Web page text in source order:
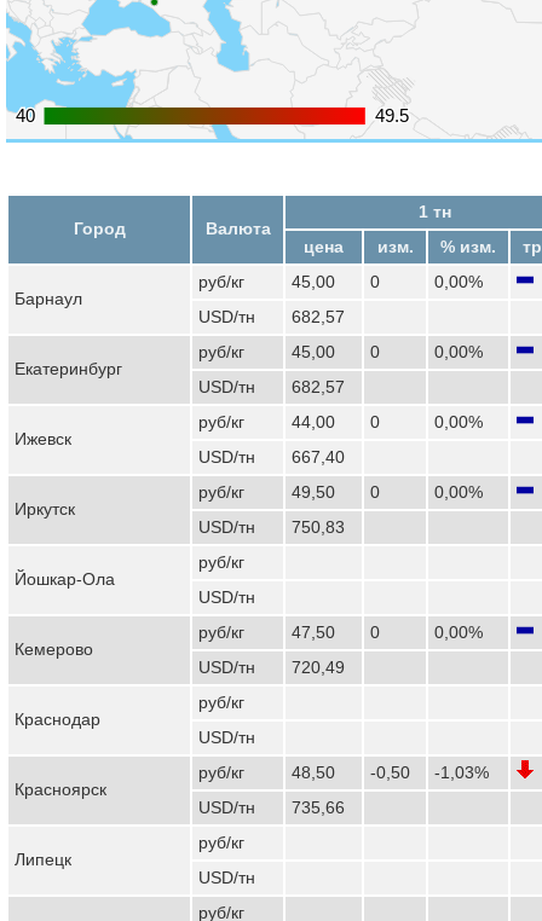
40
40 49.5
49.5
Город Валюта
1 тн
цена
изм. % изм.
Барнаул
руб/кг 45,00 0
0,00%
USD/тн
682,57
Екатеринбург
руб/кг 45,00 0
0,00%
USD/тн
682,57
Ижевск
руб/кг 44,00 0
0,00%
USD/тн
667,40
Иркутск
руб/кг 49,50 0
0,00%
USD/тн
750,83
Йошкар-Ола
руб/кг
USD/тн
Кемерово
руб/кг 47,50 0
0,00%
USD/тн
720,49
Краснодар
руб/кг
USD/тн
Красноярск
руб/кг 48,50 -0,50
-1,03%
USD/тн
735,66
Липецк
руб/кг
USD/тн
руб/кг